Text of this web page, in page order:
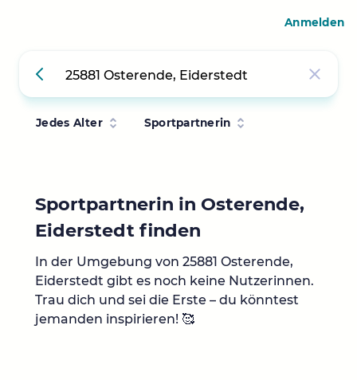
Jedes Alter Sportpartnerin
Sportpartnerin in Osterende,
Eiderstedt finden
In der Umgebung von 25881 Osterende,
Eiderstedt gibt es noch keine Nutzerinnen.
Trau dich und sei die Erste – du könntest
jemanden inspirieren! 🥰
Anmelden